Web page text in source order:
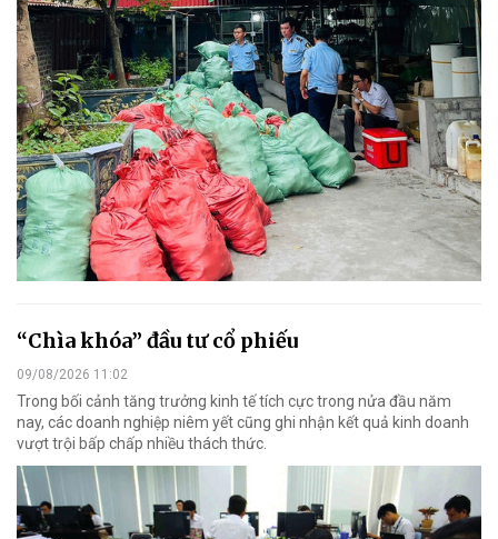
“Chìa khóa” đầu tư cổ phiếu
09/08/2026 11:02
Trong bối cảnh tăng trưởng kinh tế tích cực trong nửa đầu năm
nay, các doanh nghiệp niêm yết cũng ghi nhận kết quả kinh doanh
vượt trội bấp chấp nhiều thách thức.